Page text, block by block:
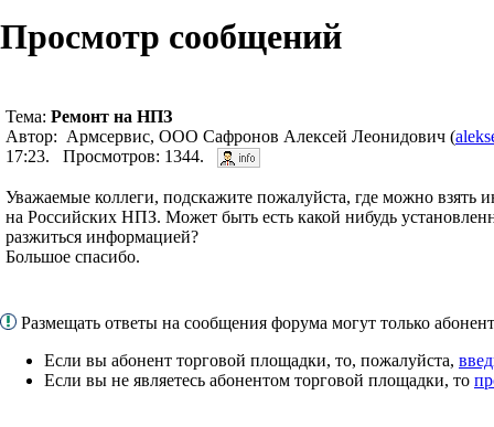
Просмотр сообщений
Тема: Ремонт на НПЗ
Автор: Армсервис, ООО Сафронов Алексей Леонидович (
17:23. Просмотров: 1344.
Уважаемые коллеги, подскажите пожалуйста, где можно
на Российских НПЗ. Может быть есть какой нибудь
разжиться информацией?
Большое спасибо.
Размещать ответы на сообщения форума могут только
Если вы абонент торговой площадки, то, пожалуйста,
Если вы не являетесь абонентом торговой площадки, то